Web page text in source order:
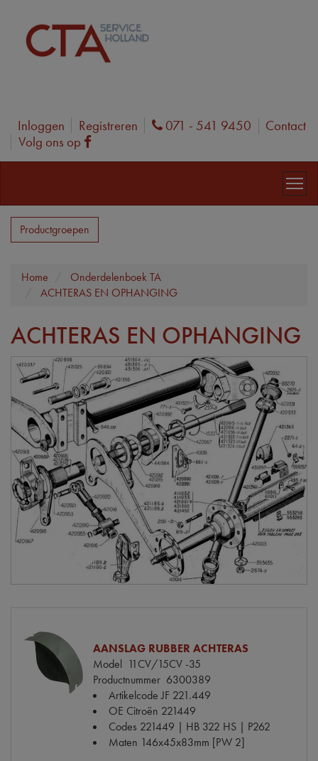
Inloggen Registreren Phone
071 - 541 9450
Contact
Volg ons op
Facebook
Productgroepen
Home
Onderdelenboek TA
ACHTERAS EN OPHANGING
ACHTERAS EN OPHANGING
AANSLAG RUBBER ACHTERAS
Model 11CV/15CV -35
Productnummer 6300389
Artikelcode JF 221.449
OE Citroën 221449
Codes 221449 | HB 322 HS | P262
Maten 146x45x83mm [PW 2]